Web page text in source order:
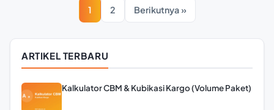
1 2 Berikutnya »
ARTIKEL TERBARU
Kalkulator CBM & Kubikasi Kargo (Volume Paket)